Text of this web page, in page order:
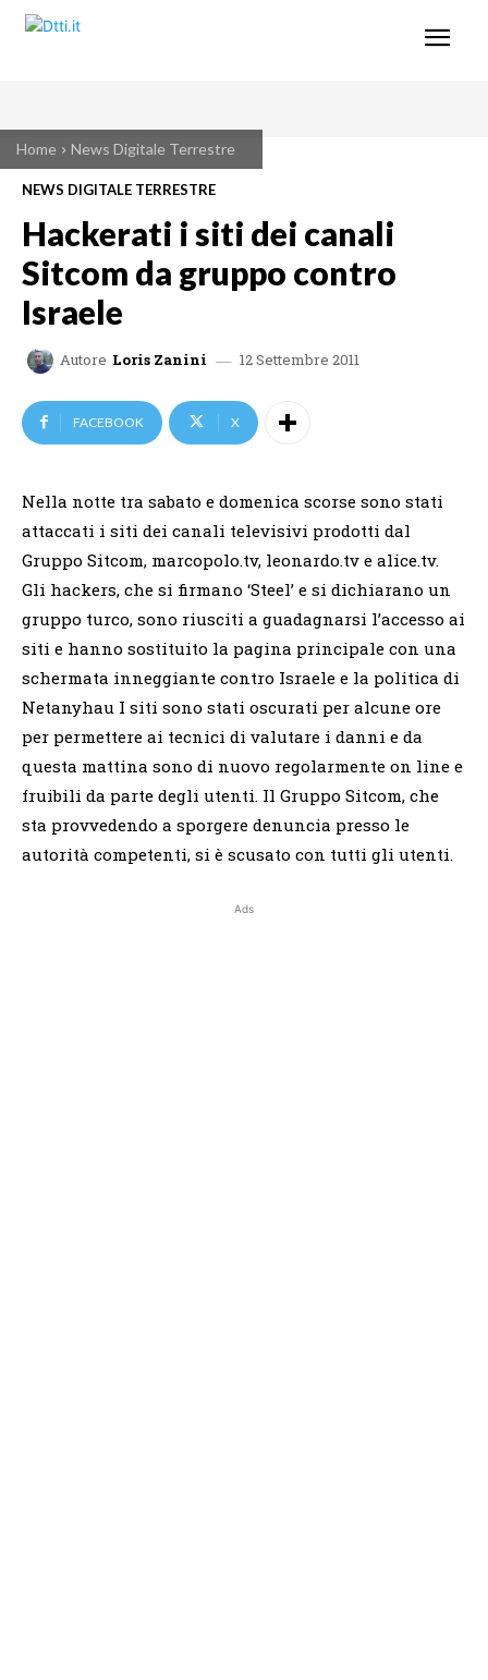
Home News Digitale Terrestre
NEWS DIGITALE TERRESTRE
Hackerati i siti dei canali
Sitcom da gruppo contro
Israele
Autore Loris Zanini 12 Settembre 2011
FACEBOOK X
Nella notte tra sabato e domenica scorse sono stati
attaccati i siti dei canali televisivi prodotti dal
Gruppo Sitcom, marcopolo.tv, leonardo.tv e alice.tv.
Gli hackers, che si firmano ‘Steel’ e si dichiarano un
gruppo turco, sono riusciti a guadagnarsi l’accesso ai
siti e hanno sostituito la pagina principale con una
schermata inneggiante contro Israele e la politica di
Netanyhau I siti sono stati oscurati per alcune ore
per permettere ai tecnici di valutare i danni e da
questa mattina sono di nuovo regolarmente on line e
fruibili da parte degli utenti. Il Gruppo Sitcom, che
sta provvedendo a sporgere denuncia presso le
autorità competenti, si è scusato con tutti gli utenti.
Ads